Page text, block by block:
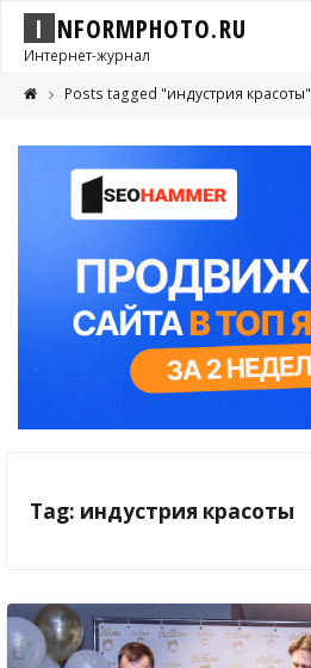
I NFORMPHOTO.RU
Интернет-журнал
Posts tagged "индустрия красоты"
Tag: индустрия красоты